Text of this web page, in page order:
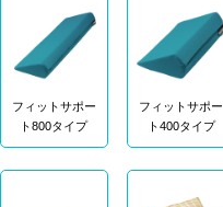
フィットサポー
ト800タイプ
フィットサポー
ト400タイプ